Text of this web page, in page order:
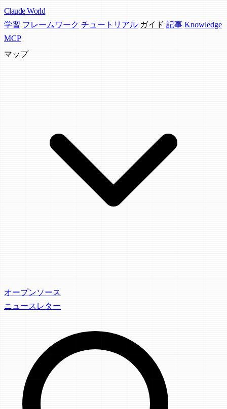
Claude World
学習 フレームワーク チュートリアル ガイド 記事 Knowledge
MCP
マップ
オープンソース
ニュースレター